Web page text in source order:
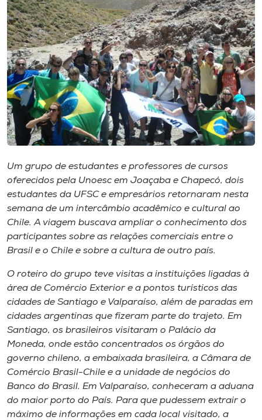
Editora
Rádio
Museu
Unoesc
Store
Selecione
o idioma
A+
A-
Um grupo de estudantes e professores de cursos
oferecidos pela Unoesc em Joaçaba e Chapecó, dois
estudantes da UFSC e empresários retornaram nesta
semana de um intercâmbio acadêmico e cultural ao
Chile. A viagem buscava ampliar o conhecimento dos
participantes sobre as relações comerciais entre o
Brasil e o Chile e sobre a cultura de outro país.
O roteiro do grupo teve visitas a instituições ligadas à
área de Comércio Exterior e a pontos turísticos das
cidades de Santiago e Valparaíso, além de paradas em
cidades argentinas que fizeram parte do trajeto. Em
Santiago, os brasileiros visitaram o Palácio da
Moneda, onde estão concentrados os órgãos do
governo chileno, a embaixada brasileira, a Câmara de
Comércio Brasil-Chile e a unidade de negócios do
Banco do Brasil. Em Valparaíso, conheceram a aduana
do maior porto do País. Para que pudessem extrair o
máximo de informações em cada local visitado, a